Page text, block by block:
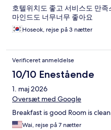
호텔위치도 좋고 서비스도 만
마인드도 너무너무 좋아요
Hoseok, rejse på 3 nætter
Verificeret anmeldelse
10/10 Enestående
1. maj 2026
Oversæt med Google
Breakfast is good Room is clean
Wai, rejse på 7 nætter